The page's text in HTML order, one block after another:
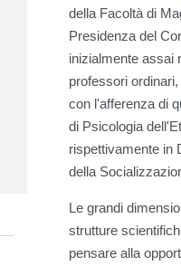
della Facoltà di
Presidenza del
inizialmente assai
professori
con l'afferenza di
di Psicologia
rispettivamente in
della
Le grandi
strutture
pensare alla